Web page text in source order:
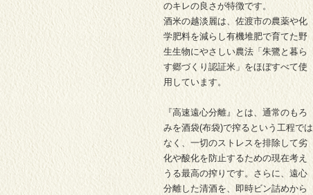
のキレの良さが特徴です。
酒米の越淡麗は、佐渡市の農薬や化
学肥料を減らし有機堆肥で育てた野
生生物にやさしい農法「朱鷺と暮ら
す郷づくり認証米」をほぼすべて使
用しています。
『高速遠心分離』とは、通常のもろ
みを酒袋(布袋)で搾るという工程では
なく、一切のストレスを排除して劣
化や酸化を防止するための現在考え
うる最高の搾りです。さらに、遠心
分離した清酒を、即時ビン詰めから